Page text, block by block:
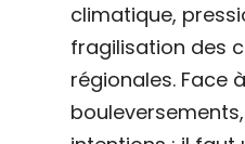
climatique,
fragilisation des
régionales. Face